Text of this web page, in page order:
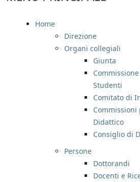
Home
Direzione
Organi collegiali
Giunta
Studenti
Comitato di
Didattico
Consiglio di
Persone
Dottorandi
Docenti e